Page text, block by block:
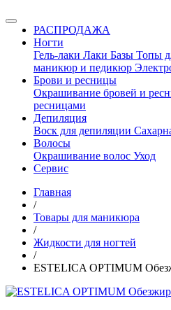
РАСПРОДАЖА
Ногти
Гель-лаки Лаки Базы Топы
маникюр и педикюр
Брови и ресницы
Окрашивание бровей и
ресницами
Депиляция
Воск для депиляции
Волосы
Окрашивание волос Уход
Сервис
Главная
/
Товары для маникюра
/
Жидкости для ногтей
/
ESTELICA OPTIMUM